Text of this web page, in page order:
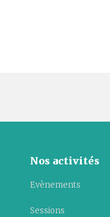
Nos activités
Evènements
Sessions